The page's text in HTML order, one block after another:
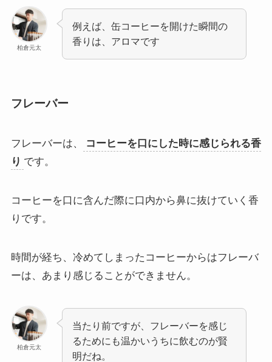
柏倉元太
例えば、缶コーヒーを開けた瞬間の
香りは、アロマです
フレーバー
フレーバーは、
コーヒーを口にした時に感じられる香
り です。
コーヒーを口に含んだ際に口内から鼻に抜けていく香
りです。
時間が経ち、冷めてしまったコーヒーからはフレーバ
ーは、あまり感じることができません。
柏倉元太
当たり前ですが、フレーバーを感じ
るためにも温かいうちに飲むのが賢
明だね。